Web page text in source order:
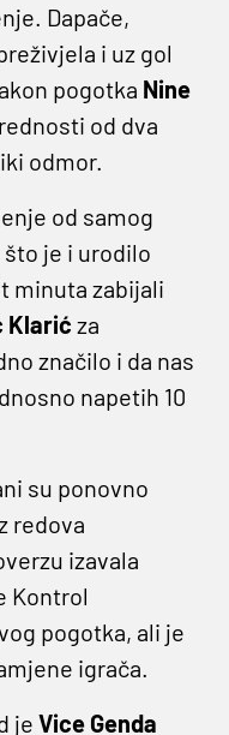
Dapače,
i uz gol
pogotka Nine
od dva
odmor.
od samog
je i urodilo
minuta zabijali
Klarić za
značilo i da nas
napetih 10
su ponovno
redova
izavala
Kontrol
pogotka, ali je
igrača.
je Vice Genda